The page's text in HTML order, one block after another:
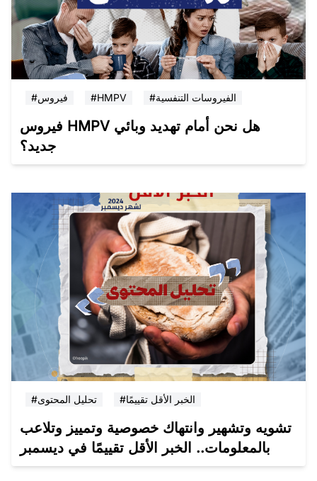
#فيروس #HMPV #الفيروسات التنفسية
فيروس HMPV هل نحن أمام تهديد وبائي
جديد؟
#تحليل المحتوى #الخبر الأقل تقييمًا
تشويه وتشهير وانتهاك خصوصية وتمييز وتلاعب
بالمعلومات.. الخبر الأقل تقييمًا في ديسمبر